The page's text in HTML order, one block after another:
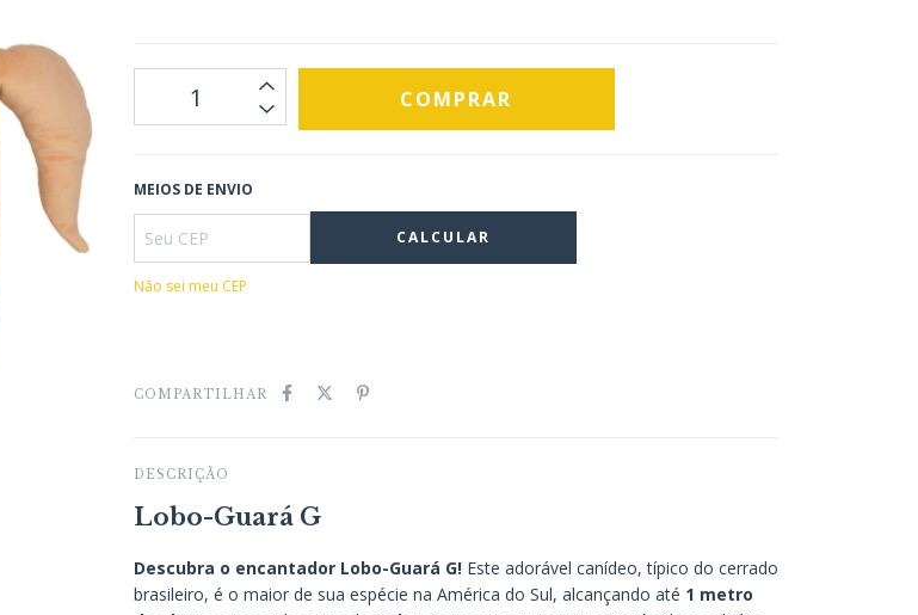
MEIOS DE ENVIO
CALCULAR
Não sei meu CEP
COMPARTILHAR
DESCRIÇÃO
Lobo-Guará G
Descubra o encantador Lobo-Guará G! Este adorável canídeo, típico do cerrado
brasileiro, é o maior de sua espécie na América do Sul, alcançando até 1 metro